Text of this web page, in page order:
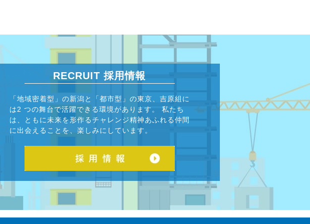
RECRUIT 採用情報
「地域密着型」の新潟と「都市型」の東京、吉原組に
は2 つの舞台で活躍できる環境があります。 私たち
は、ともに未来を形作るチャレンジ精神あふれる仲間
に出会えることを、楽しみにしています。